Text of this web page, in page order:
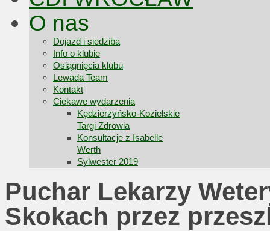
O nas
Dojazd i siedziba
Info o klubie
Osiągnięcia klubu
Lewada Team
Kontakt
Ciekawe wydarzenia
Kędzierzyńsko-Kozielskie
Targi Zdrowia
Konsultacje z Isabelle
Werth
Sylwester 2019
Puchar Lekarzy
Skokach przez